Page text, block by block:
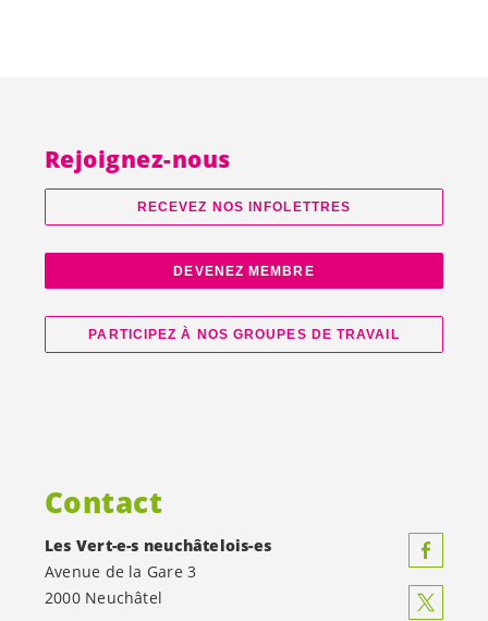
Rejoignez-nous
RECEVEZ NOS INFOLETTRES
DEVENEZ MEMBRE
PARTICIPEZ À NOS GROUPES DE TRAVAIL
Contact
Les Vert-e-s neuchâtelois-es
Avenue de la Gare 3
2000 Neuchâtel